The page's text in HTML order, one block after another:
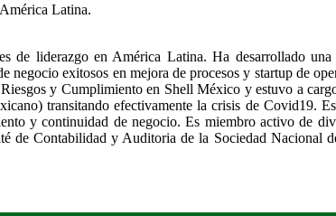
Latina.
liderazgo en América Latina. Ha desarrollado
exitosos en mejora de procesos y startup de
y Cumplimiento en Shell México y estuvo a
transitando efectivamente la crisis de Covid19.
y continuidad de negocio. Es miembro activo de
de Contabilidad y Auditoria de la Sociedad